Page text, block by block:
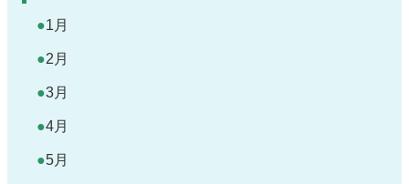
1月
2月
3月
4月
5月